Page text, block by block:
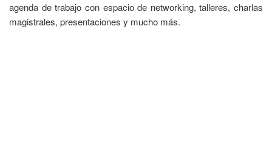
agenda de trabajo con espacio de networking, talleres, charlas
magistrales, presentaciones y mucho más.